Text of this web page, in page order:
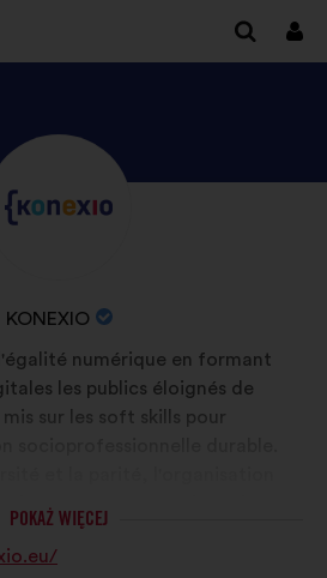
się
ODKRYJ
NAZWA
ORGANIZACJI:
KONEXIO
Życiorys:
numérique en formant
les publics éloignés de
sur les soft skills pour
chacun·e trouve sa place dans un
notamment face aux
artificielle.
POKAŻ WIĘCEJ